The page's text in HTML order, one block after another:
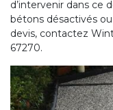
d’intervenir dans ce
bétons désactivés
devis, contactez
67270.